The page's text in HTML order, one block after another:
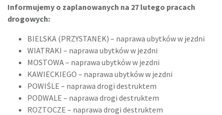
Informujemy o zaplanowanych na 27 lutego pracach
drogowych:
BIELSKA (PRZYSTANEK) – naprawa ubytków w jezdni
WIATRAKI – naprawa ubytków w jezdni
MOSTOWA – naprawa ubytków w jezdni
KAWIECKIEGO – naprawa ubytków w jezdni
POWIŚLE – naprawa drogi destruktem
PODWALE – naprawa drogi destruktem
ROZTOCZE – naprawa drogi destruktem